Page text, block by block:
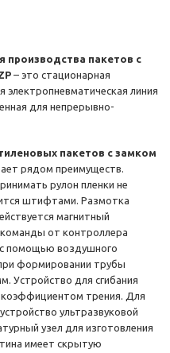
производства пакетов с
– это стационарная
линия
для непрерывно-
пакетов с замком
рядом преимуществ.
рулон пленки не
штифтами. Размотка
магнитный
от контроллера
с помощью воздушного
формировании трубы
Устройство для сгибания
коэффициентом трения. Для
ультразвуковой
узел для изготовления
имеет скрытую